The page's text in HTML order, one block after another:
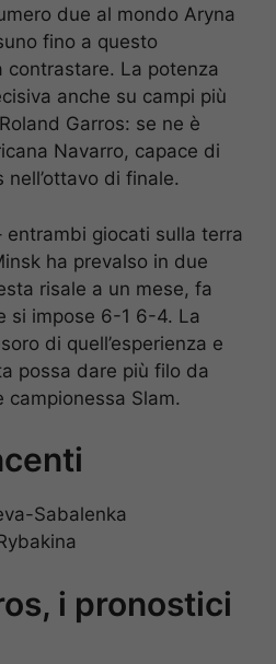
due al mondo Aryna
fino a questo
contrastare. La potenza
anche su campi più
Garros: se ne è
Navarro, capace di
di finale.
entrambi giocati sulla terra
ha prevalso in due
risale a un mese, fa
si impose 6-1 6-4. La
di quell’esperienza e
possa dare più filo da
Slam.
Sabalenka
i pronostici